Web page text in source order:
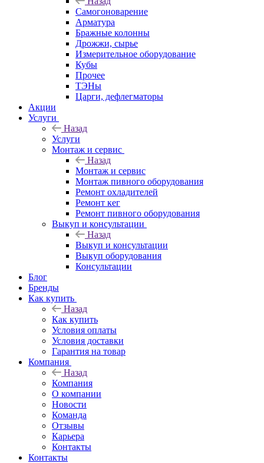
Самогоноварение
Арматура
Бражные колонны
Дрожжи, сырье
Измерительное оборудование
Кубы
Прочее
ТЭНы
Царги, дефлегматоры
Акции
Услуги
Назад
Услуги
Монтаж и сервис
Назад
Монтаж и сервис
Монтаж пивного оборудования
Ремонт охладителей
Ремонт кег
Ремонт пивного оборудования
Выкуп и консультации
Назад
Выкуп и консультации
Выкуп оборудования
Консультации
Блог
Бренды
Как купить
Назад
Как купить
Условия оплаты
Условия доставки
Гарантия на товар
Компания
Назад
Компания
О компании
Новости
Команда
Отзывы
Карьера
Контакты
Контакты